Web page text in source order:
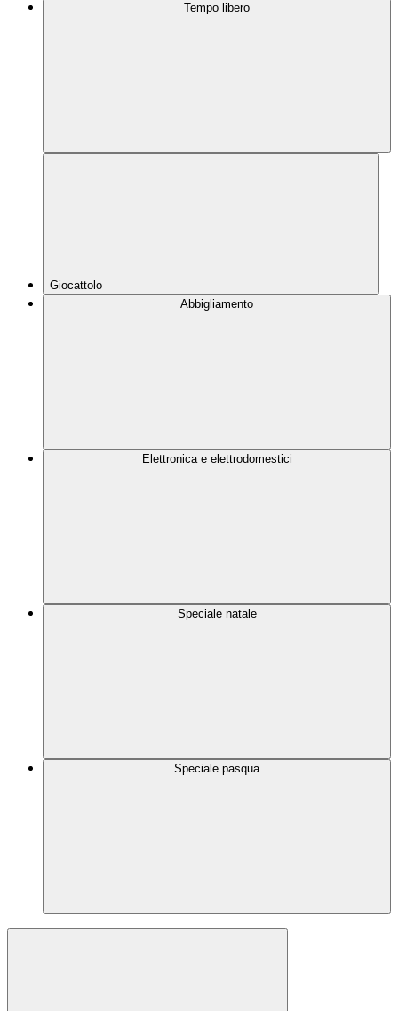
Tempo libero
Giocattolo
Abbigliamento
Elettronica e elettrodomestici
Speciale natale
Speciale pasqua